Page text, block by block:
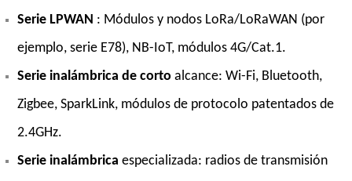
Serie LPWAN : Módulos y nodos LoRa/LoRaWAN (por
ejemplo, serie E78), NB-IoT, módulos 4G/Cat.1.
Serie inalámbrica de corto alcance: Wi-Fi, Bluetooth,
Zigbee, SparkLink, módulos de protocolo patentados de
2.4GHz.
Serie inalámbrica especializada: radios de transmisión